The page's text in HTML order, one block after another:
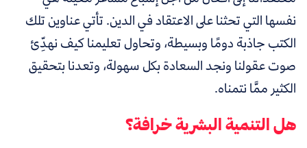
نفسها التي تحثنا على الاعتقاد في الدين.تأتي عناوين تلك
الكتب جاذبة دومًا وبسيطة، وتحاول تعليمنا كيف نهدِّئ
صوت عقولناونجد السعادة بكل سهولة، وتعدنا بتحقيق
الكثير ممَّا نتمناه.
هل التنمية البشرية خرافة؟